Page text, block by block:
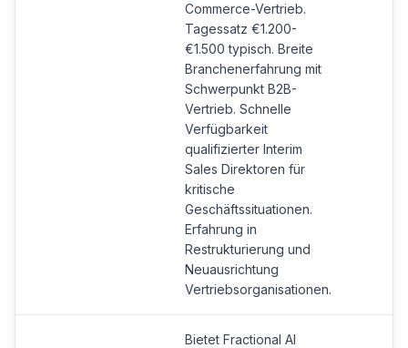
Commerce-Vertrieb.
Tagessatz €1.200-
€1.500 typisch. Breite
Branchenerfahrung mit
Schwerpunkt B2B-
Vertrieb. Schnelle
Verfügbarkeit
qualifizierter Interim
Sales Direktoren für
kritische
Geschäftssituationen.
Erfahrung in
Restrukturierung und
Neuausrichtung
Vertriebsorganisationen.
Bietet Fractional AI